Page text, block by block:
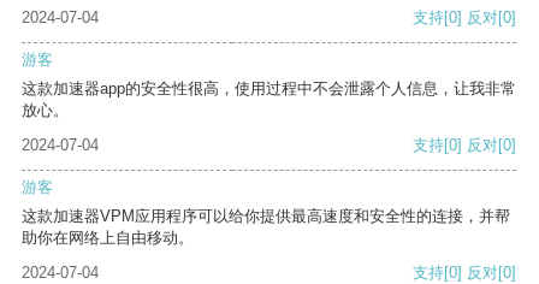
2024-07-04 支持[0] 反对[0]
游客
这款加速器app的安全性很高，使用过程中不会泄露个人信息，让我非常
放心。
2024-07-04
支持[0] 反对[0]
游客
这款加速器VPM应用程序可以给你提供最高速度和安全性的连接，并帮
助你在网络上自由移动。
2024-07-04
支持[0] 反对[0]